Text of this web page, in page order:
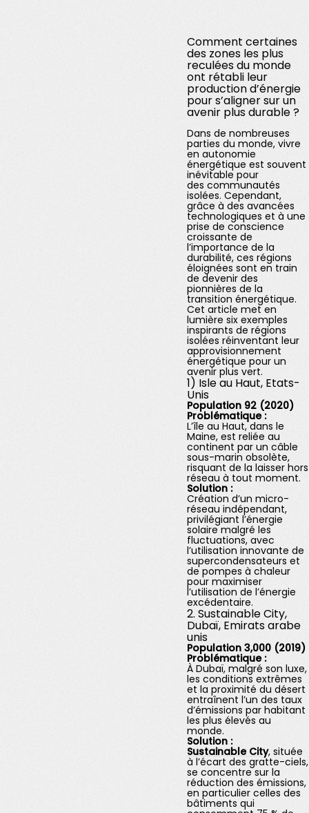
Comment certaines
des zones les plus
reculées du monde
ont rétabli leur
production d’énergie
pour s’aligner sur un
avenir plus durable ?
Dans de nombreuses
parties du monde, vivre
en autonomie
énergétique est souvent
inévitable pour
des communautés
isolées. Cependant,
grâce à des avancées
technologiques et à une
prise de conscience
croissante de
l’importance de la
durabilité, ces régions
éloignées sont en train
de devenir des
pionnières de la
transition énergétique.
Cet article met en
lumière six exemples
inspirants de régions
isolées réinventant leur
approvisionnement
énergétique pour un
avenir plus vert.
1) Isle au Haut, Etats-
Unis
Population 92 (2020)
Problématique :
L’île au Haut, dans le
Maine, est reliée au
continent par un câble
sous-marin obsolète,
risquant de la laisser hors
réseau à tout moment.
Solution :
Création d’un micro-
réseau indépendant,
privilégiant l’énergie
solaire malgré les
fluctuations, avec
l’utilisation innovante de
supercondensateurs et
de pompes à chaleur
pour maximiser
l’utilisation de l’énergie
excédentaire.
2. Sustainable City,
Dubaï, Emirats arabe
unis
Population 3,000 (2019)
Problématique :
À Dubaï, malgré son luxe,
les conditions extrêmes
et la proximité du désert
entraînent l’un des taux
d’émissions par habitant
les plus élevés au
monde.
Solution :
Sustainable City, située
à l’écart des gratte-ciels,
se concentre sur la
réduction des émissions,
en particulier celles des
bâtiments qui